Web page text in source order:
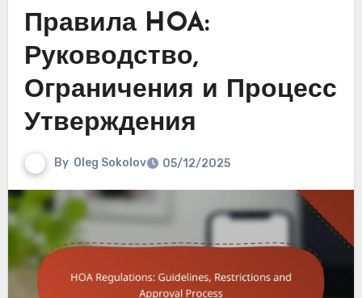
Правила HOA:
Руководство,
Ограничения и Процесс
Утверждения
By Oleg Sokolov 05/12/2025